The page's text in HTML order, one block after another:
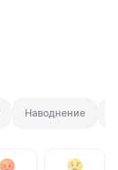
Наводнение